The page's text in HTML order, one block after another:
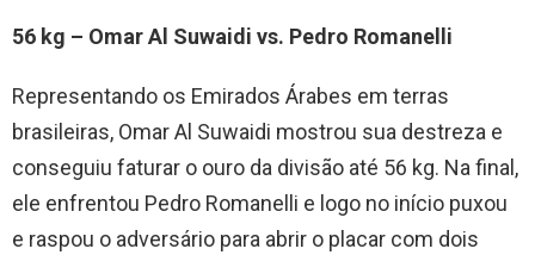
56 kg – Omar Al Suwaidi vs. Pedro Romanelli
Representando os Emirados Árabes em terras
brasileiras, Omar Al Suwaidi mostrou sua destreza e
conseguiu faturar o ouro da divisão até 56 kg. Na final,
ele enfrentou Pedro Romanelli e logo no início puxou
e raspou o adversário para abrir o placar com dois